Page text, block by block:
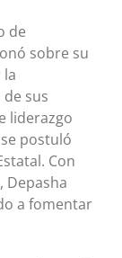
de
sobre su
la
sus
liderazgo
postuló
Con
Depasha
a fomentar